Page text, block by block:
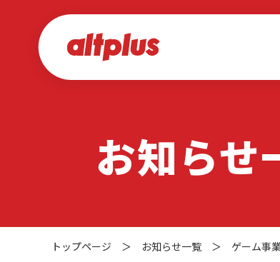
お知らせ
トップページ ＞ お知らせ一覧 ＞ ゲーム事